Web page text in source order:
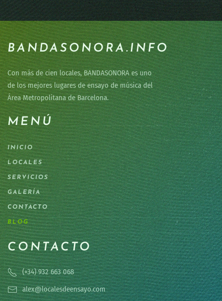
BANDASONORA.INFO
Con más de cien locales, BANDASONORA es uno
de los mejores lugares de ensayo de música del
Área Metropolitana de Barcelona.
MENÚ
INICIO
LOCALES
SERVICIOS
GALERÍA
CONTACTO
BLOG
CONTACTO
(+34) 932 663 068
alex@localesdeensayo.com